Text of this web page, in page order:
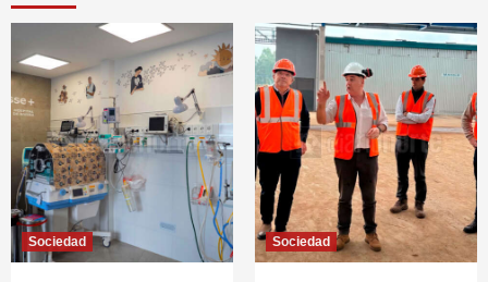
Sociedad Sociedad